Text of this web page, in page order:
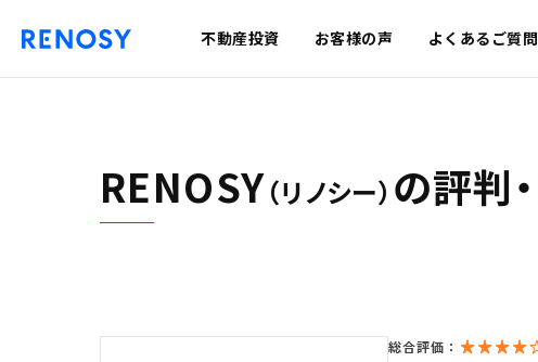
不動産投資 お客様の声 よくあるご質問
RENOSY（リノシー） の評判
総合評価：